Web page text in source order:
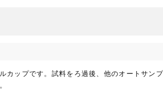
カップです。試料をろ過後、他のオートサン